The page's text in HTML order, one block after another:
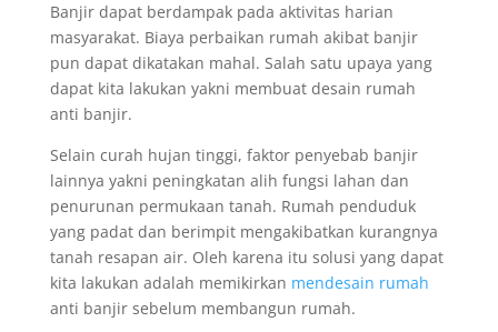
Banjir dapat berdampak pada aktivitas harian
masyarakat. Biaya perbaikan rumah akibat banjir
pun dapat dikatakan mahal. Salah satu upaya yang
dapat kita lakukan yakni membuat desain rumah
anti banjir.
Selain curah hujan tinggi, faktor penyebab banjir
lainnya yakni peningkatan alih fungsi lahan dan
penurunan permukaan tanah. Rumah penduduk
yang padat dan berimpit mengakibatkan kurangnya
tanah resapan air. Oleh karena itu solusi yang dapat
kita lakukan adalah memikirkan mendesain rumah
anti banjir sebelum membangun rumah.